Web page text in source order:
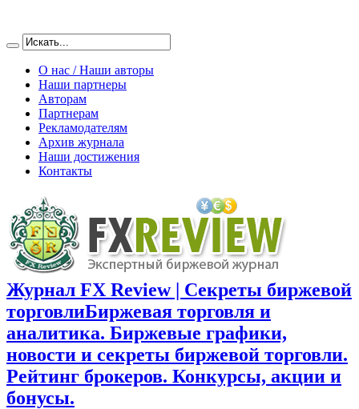
О нас / Наши авторы
Наши партнеры
Авторам
Партнерам
Рекламодателям
Архив журнала
Наши достижения
Контакты
Журнал FX Review | Секреты биржевой
торговлиБиржевая торговля и
аналитика. Биржевые графики,
новости и секреты биржевой торговли.
Рейтинг брокеров. Конкурсы, акции и
бонусы.